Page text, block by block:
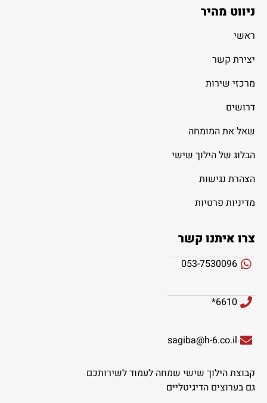
ניווט מהיר
ראשי
יצירת קשר
מרכזי שירות
דרושים
שאל את המומחה
הבלוג של הילוך שישי
הצהרת נגישות
מדיניות פרטיות
צרו איתנו קשר
053-7530096
6610*
sagiba@h-6.co.il
קבוצת הילוך שישי שמחה לעמוד לשירותכם
גם בערוצים הדיגיטליים